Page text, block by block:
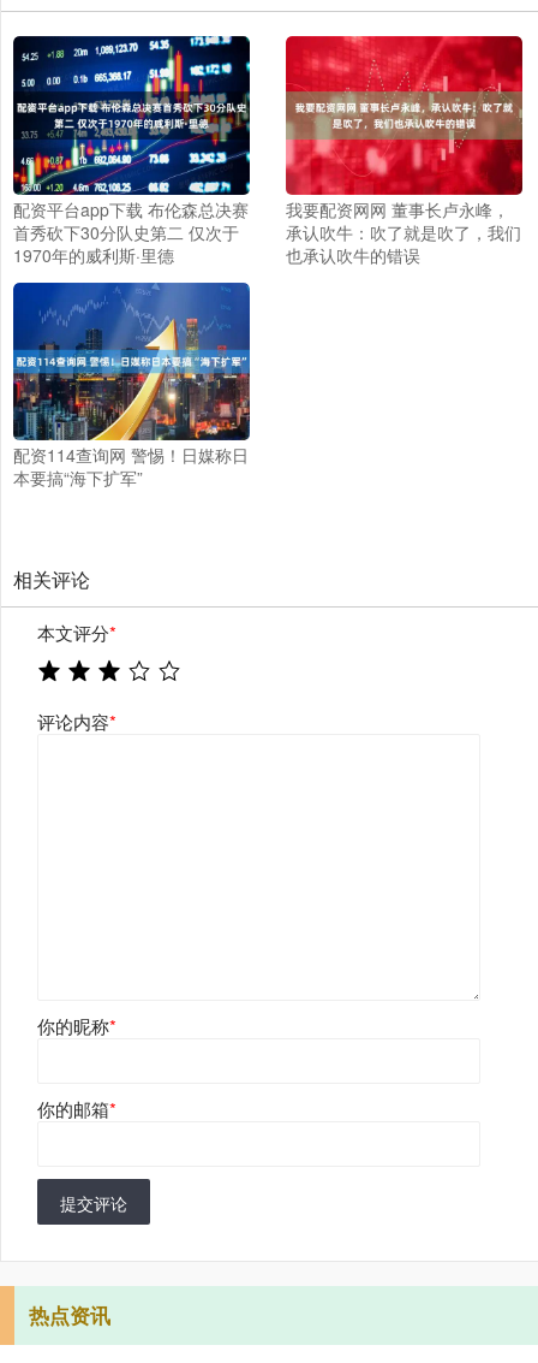
配资平台app下载 布伦森总决赛
首秀砍下30分队史第二 仅次于
1970年的威利斯·里德
我要配资网网 董事长卢永峰，
承认吹牛：吹了就是吹了，我们
也承认吹牛的错误
配资114查询网 警惕！日媒称日
本要搞“海下扩军”
相关评论
本文评分*
评论内容*
你的昵称*
你的邮箱*
提交评论
热点资讯